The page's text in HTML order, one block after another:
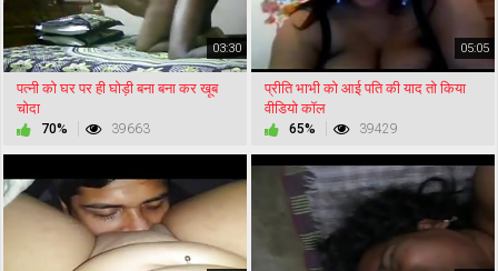
03:30
पत्नी को घर पर ही घोड़ी बना बना कर खूब
चोदा
70% 39663
05:05
प्रीति भाभी को आई पति की याद तो किया
वीडियो कॉल
65% 39429